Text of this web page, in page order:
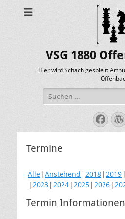
VSG 1880
Hier wird Schach gespielt:
Suche
nach:
Termine
Alle Anstehend 2018 2019
2023 2024 2025 2026
Termin